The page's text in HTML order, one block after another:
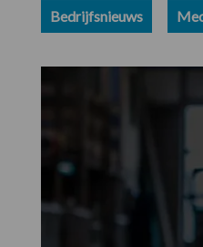
Bedrijfsnieuws